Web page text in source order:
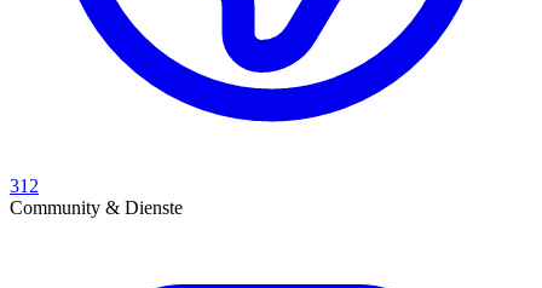
312
Community & Dienste